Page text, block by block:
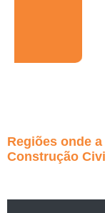
Regiões onde
Construção